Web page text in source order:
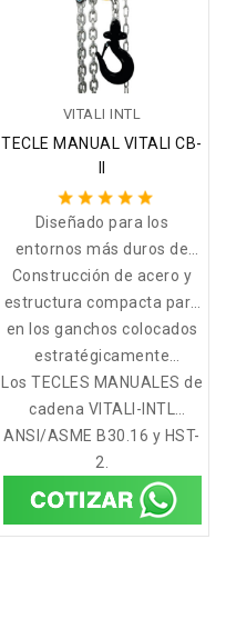
VITALI INTL
TECLE MANUAL VITALI CB-
Diseñado para los
entornos más duros de
trabajo y operaciones más
exigentes.
Construcción de acero y
estructura compacta para
aprovechar la altura al
máximo. Indicadores de
deformación
en los ganchos colocados
estratégicamente
permiten determinar si
hubo abuso o sobrecarga.
Los TECLES MANUALES de
cadena VITALI-INTL
cumplen o exceden la
norma
ANSI/ASME B30.16 y HST-
2.